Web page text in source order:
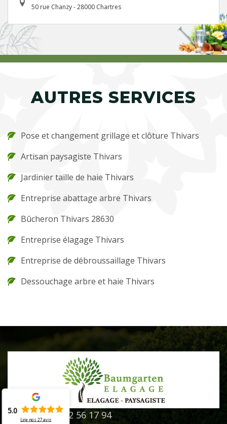
50 rue Chanzy - 28000 Chartres
AUTRES SERVICES
Pose et changement grillage et clôture Thivars
Artisan paysagiste Thivars
Jardinier taille de haie Thivars
Entreprise abattage arbre Thivars
Bûcheron Thivars 28630
Entreprise élagage Thivars
Entreprise de débroussaillage Thivars
Dessouchage arbre et haie Thivars
02 52 56 17 94
5.0
Lire nos 27avis